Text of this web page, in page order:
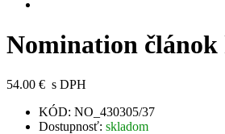
Nomination článok
54.00 € s DPH
KÓD: NO_430305/37
Dostupnosť: skladom